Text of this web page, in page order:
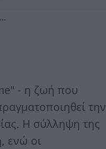
- η ζωή που
την
Η σύλληψη της
ενώ οι